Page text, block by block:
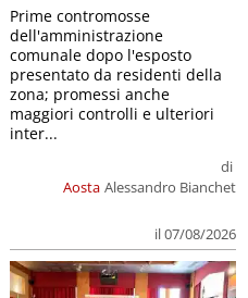
Aosta
di
Alessandro Bianchet
il 07/08/2026
Prime contromosse
dell'amministrazione
comunale dopo l'esposto
presentato da residenti della
zona; promessi anche
maggiori controlli e ulteriori
inter...